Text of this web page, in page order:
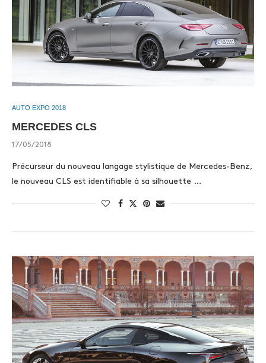
AUTO EXPO 2018
MERCEDES CLS
17/05/2018
Précurseur du nouveau langage stylistique de Mercedes-Benz,
le nouveau CLS est identifiable à sa silhouette …